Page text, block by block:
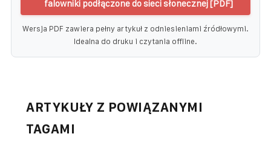
falowniki podłączone do sieci słonecznej [PDF]
Wersja PDF zawiera pełny artykuł z odniesieniami źródłowymi.
Idealna do druku i czytania offline.
ARTYKUŁY Z POWIĄZANYMI
TAGAMI